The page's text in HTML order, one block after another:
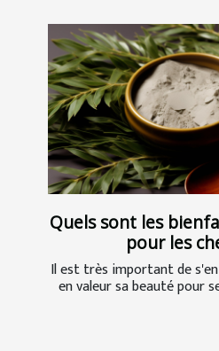
Quels sont les
pour les
Il est très important de
en valeur sa beauté pour